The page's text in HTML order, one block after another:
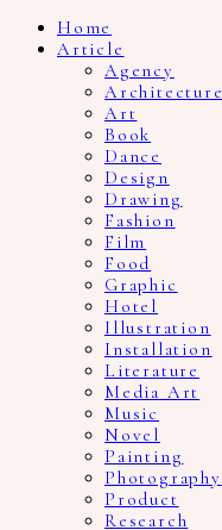
Home
Article
Agency
Architecture
Art
Book
Dance
Design
Drawing
Fashion
Film
Food
Graphic
Hotel
Illustration
Installation
Literature
Media Art
Music
Novel
Painting
Photography
Product
Research